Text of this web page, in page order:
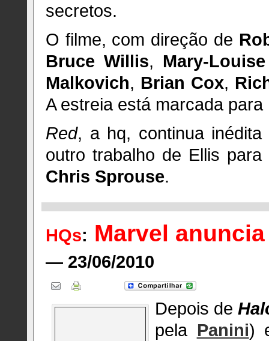
secretos.
O filme, com direção de
Bruce Willis, Mary-
Malkovich, Brian Cox,
A estreia está marcada
Red, a hq, continua
outro trabalho de Ellis
Chris Sprouse.
HQs: Marvel
— 23/06/2010
Depois de
pela Panini)